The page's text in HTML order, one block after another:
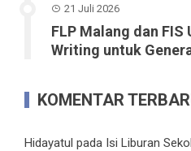
21 Juli 2026
FLP Malang dan FIS
Writing untuk
KOMENTAR
Hidayatul pada Isi Liburan